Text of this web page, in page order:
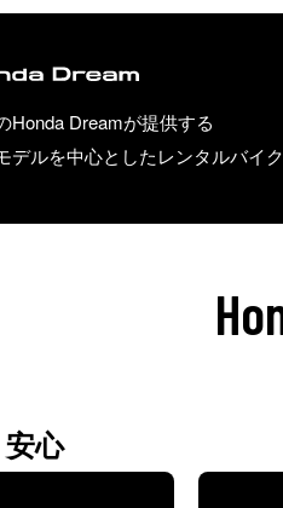
Honda Dreamが提供する
デルを中心としたレンタルバイ
安心